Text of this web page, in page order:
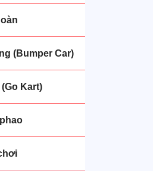
(Bumper Car)
Kart)